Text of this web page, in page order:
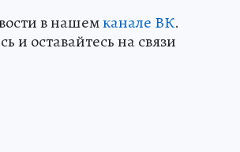
в нашемканале ВК.
и оставайтесь на связи